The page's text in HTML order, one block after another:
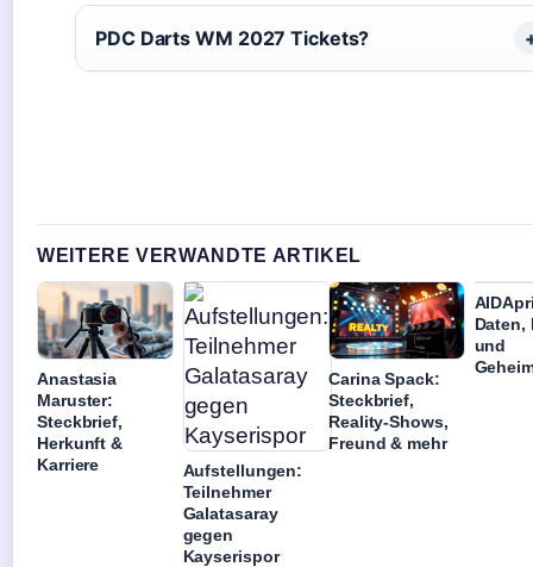
PDC Darts WM 2027 Tickets?
WEITERE VERWANDTE ARTIKEL
Anastasia
Maruster:
Steckbrief,
Herkunft &
Karriere
Aufstellungen:
Teilnehmer
Galatasaray
gegen
Kayserispor
Carina Spack:
Steckbrief,
Reality-Shows,
Freund & mehr
Daten,
und